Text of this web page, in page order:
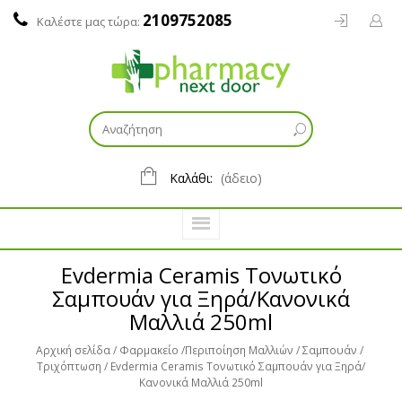
Καλέστε μας τώρα: 2109752085
Καλάθι: (άδειο)
Evdermia Ceramis Τονωτικό
Σαμπουάν για Ξηρά/Κανονικά
Μαλλιά 250ml
Αρχική σελίδα Φαρμακείο Περιποίηση Μαλλιών
Σαμπουάν
Τριχόπτωση
Evdermia Ceramis Τονωτικό Σαμπουάν για Ξηρά/
Κανονικά Μαλλιά 250ml